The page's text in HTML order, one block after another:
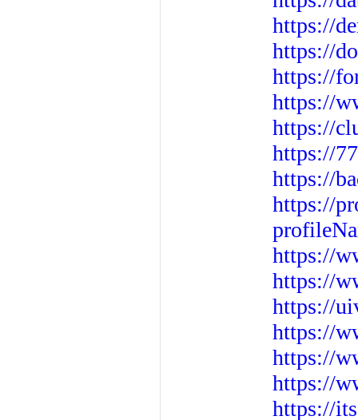
https://
https://
https://
https://
https://
https://
https://
https://
https://
https://
https://
https://
https://
https://
https://